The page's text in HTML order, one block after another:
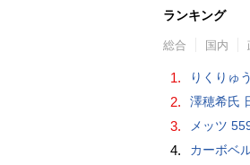
ランキング
総合 国内
1. りくりゅ
2. 澤穂希氏
3. メッツ
4. カーボベ